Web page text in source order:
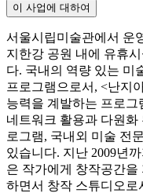
이 사업에 대하여
서울시립미술관에서 운
지한강 공원 내에 유휴
다. 국내의 역량 있는 미
프로그램으로서, <난지
능력을 계발하는 프로그
네트워크 활용과 다원화
로그램, 국내외 미술 전
있습니다. 지난 2009년
은 작가에게 창작공간
하면서 창작 스튜디오로